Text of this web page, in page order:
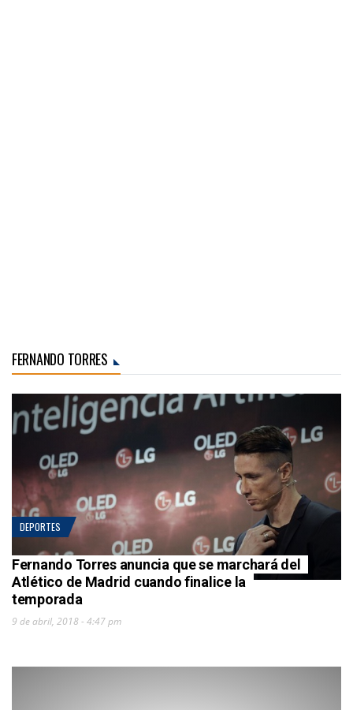
FERNANDO TORRES
DEPORTES
Fernando Torres anuncia que se marchará del
Atlético de Madrid cuando finalice la
temporada
9 de abril, 2018 - 4:47 pm